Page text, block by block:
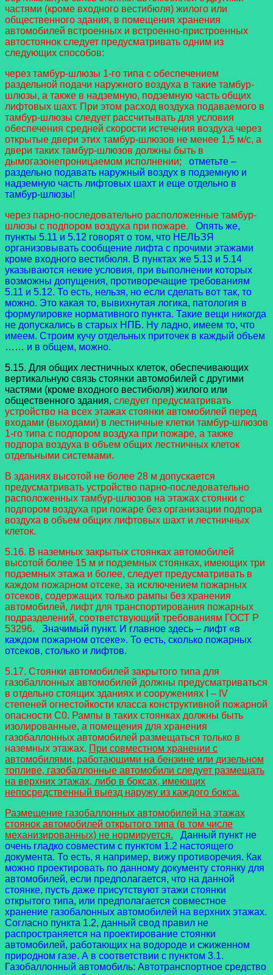
частями (кроме входного вестибюля) жилого или
общественного здания, в помещения хранения
автомобилей встроенных и встроенно-пристроенных
автостоянок следует предусматривать одним из
следующих способов:
через тамбур-шлюзы 1-го типа с обеспечением
раздельной подачи наружного воздуха в такие тамбур-
шлюзы, а также в надземную, подземную часть общих
лифтовых шахт. При этом расход воздуха подаваемого в
тамбур-шлюзы следует рассчитывать для условия
обеспечения средней скорости истечения воздуха через
открытые двери этих тамбур-шлюзов не менее 1,5 м/с, а
двери таких тамбур-шлюзов должны быть в
дымогазонепроницаемом исполнении;
отметьте –
раздельно подавать наружный воздух в подземную и
надземную часть лифтовых шахт и еще отдельно в
тамбур-шлюзы!
через парно-последовательно расположенные тамбур-
шлюзы с подпором воздуха при пожаре.
Опять же,
пункты 5.11 и 5.12 говорят о том, что НЕЛЬЗЯ
организовывать сообщение лифта с прочими этажами
кроме входного вестибюля. В пунктах же 5.13 и 5.14
указываются некие условия, при выполнении которых
возможны допущения, противоречащие требованиям
5.11 и 5.12. То есть, нельзя, но если сделать вот так, то
можно. Это какая то, вывихнутая логика, патология в
формулировке нормативного пункта. Такие вещи никогда
не допускались в старых НПБ. Ну ладно, имеем то, что
имеем. Строим кучу отдельных приточек в каждый объем
…… и в общем, можно.
5.15. Для общих лестничных клеток, обеспечивающих
вертикальную связь стоянки автомобилей с другими
частями (кроме входного вестибюля) жилого или
общественного здания, следует предусматривать
устройство на всех этажах стоянки автомобилей перед
входами (выходами) в лестничные клетки тамбур-шлюзов
1-го типа с подпором воздуха при пожаре, а также
подпора воздуха в объем общих лестничных клеток
отдельными системами.
В зданиях высотой не более 28 м допускается
предусматривать устройство парно-последовательно
расположенных тамбур-шлюзов на этажах стоянки с
подпором воздуха при пожаре без организации подпора
воздуха в объем общих лифтовых шахт и лестничных
клеток.
5.16. В наземных закрытых стоянках автомобилей
высотой более 15 м и подземных стоянках, имеющих три
подземных этажа и более, следует предусматривать в
каждом пожарном отсеке, за исключением пожарных
отсеков, содержащих только рампы без хранения
автомобилей, лифт для транспортирования пожарных
подразделений, соответствующий требованиям ГОСТ Р
53296. Значимый пункт. И главное здесь – лифт «в
каждом пожарном отсеке». То есть, сколько пожарных
отсеков, столько и лифтов.
5.17. Стоянки автомобилей закрытого типа для
газобаллонных автомобилей должны предусматриваться
в отдельно стоящих зданиях и сооружениях I – IV
степеней огнестойкости класса конструктивной пожарной
опасности С0. Рампы в таких стоянках должны быть
изолированные, а помещения для хранения
газобаллонных автомобилей размещаться только в
наземных этажах. При совместном хранении с
автомобилями, работающими на бензине или дизельном
топливе, газобаллонные автомобили следует размещать
на верхних этажах, либо в боксах, имеющих
непосредственный выезд наружу из каждого бокса.
Размещение газобаллонных автомобилей на этажах
стоянок автомобилей открытого типа (в том числе
механизированных) не нормируется.
Данный пункт не
очень гладко совместим с пунктом 1.2 настоящего
документа. То есть, я например, вижу противоречия. Как
можно проектировать по данному документу стоянку для
автомобилей, если предполагается, что на данной
стоянке, пусть даже присутствуют этажи стоянки
открытого типа, или предполагается совместное
хранение газобалонных автомобилей на верхних этажах.
Согласно пункта 1.2, данный свод правил не
распространяется на проектирование стоянки
автомобилей, работающих на водороде и сжиженном
природном газе. А в соответствии с пунктом 3.1.
Газобаллонный автомобиль: Автотранспортное средство